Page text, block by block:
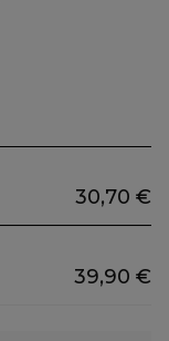
30,70 €
39,90 €